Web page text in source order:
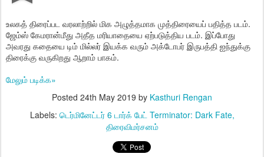
உலகத் திரைப்பட வரலாற்றில் மிக அழுத்தமாக முத்திரையைப் பதித்த படம்.
ஜேம்ஸ் கேமரான்மீது அதீத மரியாதையை ஏற்படுத்திய படம். இப்போது
அவரது கதையை டிம் மில்லர் இயக்க வரும் அக்டோபர் இருபத்தி ஐந்துக்கு
திரைக்கு வருகிறது ஆறாம் பாகம்.
மேலும் படிக்க»
Posted 24th May 2019 by Kasthuri Rengan
Labels: டெர்மினேட்டர் 6 டார்க் பேட் Terminator: Dark Fate
திரைவிமர்சனம்